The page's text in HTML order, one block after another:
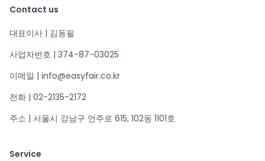
Contact us
대표이사 | 김동필
사업자번호 | 374-87-03025
이메일 | info@easyfair.co.kr
전화 | 02-2135-2172
주소 | 서울시 강남구 언주로 615, 102동 1101호
Service